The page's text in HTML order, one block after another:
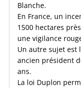
Blanche.
En France, un
1500 hectares
une vigilance
Un autre sujet est
ancien président
ans.
La loi Duplon